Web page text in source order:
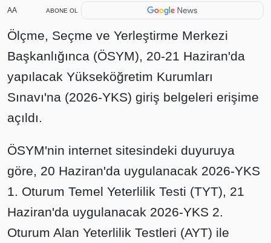
AA ABONE OL
Ölçme, Seçme ve Yerleştirme Merkezi
Başkanlığınca (ÖSYM), 20-21 Haziran'da
yapılacak Yükseköğretim Kurumları
Sınavı'na (2026-YKS) giriş belgeleri erişime
açıldı.
ÖSYM'nin internet sitesindeki duyuruya
göre, 20 Haziran'da uygulanacak 2026-YKS
1. Oturum Temel Yeterlilik Testi (TYT), 21
Haziran'da uygulanacak 2026-YKS 2.
Oturum Alan Yeterlilik Testleri (AYT) ile